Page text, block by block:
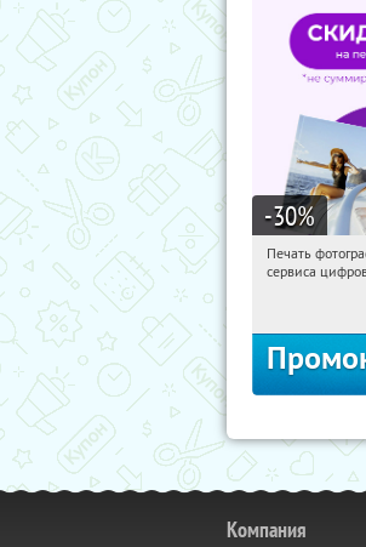
-30%
17:10:13
Печать
сервиса
Компания